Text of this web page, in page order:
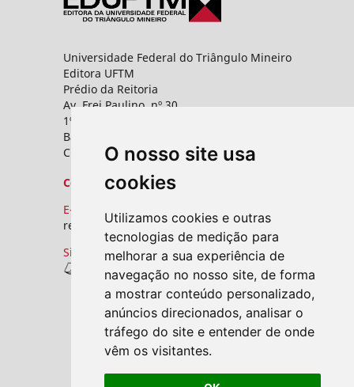
O nosso site usa
cookies
Utilizamos cookies e outras
tecnologias de medição para
melhorar a sua experiência de
navegação no nosso site, de forma
a mostrar conteúdo personalizado,
anúncios direcionados, analisar o
tráfego do site e entender de onde
vêm os visitantes.
Universidade Federal do Triângulo Mineiro
Editora UFTM
Prédio da Reitoria
Av. Frei Paulino, nº 30,
1º andar - Sala 8 PROPPG
Bairro Abadia
CEP: 38025-180 - Uberaba - MG
Contato
E-mail:
revistas.seer@uftm.edu.br
Site
Revistas UFTM